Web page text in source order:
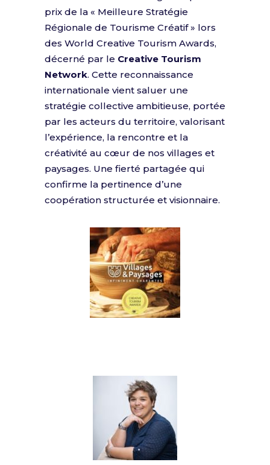
prix de la « Meilleure Stratégie
Régionale de Tourisme Créatif » lors
des World Creative Tourism Awards,
décerné par le Creative Tourism
Network. Cette reconnaissance
internationale vient saluer une
stratégie collective ambitieuse, portée
par les acteurs du territoire, valorisant
l’expérience, la rencontre et la
créativité au cœur de nos villages et
paysages. Une fierté partagée qui
confirme la pertinence d’une
coopération structurée et visionnaire.